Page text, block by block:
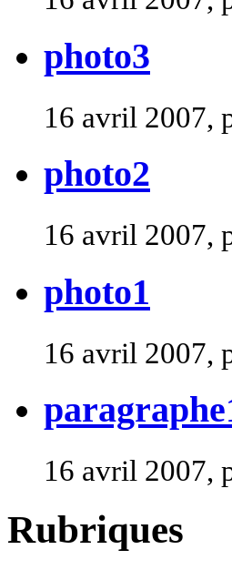
photo3
16 avril 2007,
photo2
16 avril 2007,
photo1
16 avril 2007,
16 avril 2007,
Rubriques